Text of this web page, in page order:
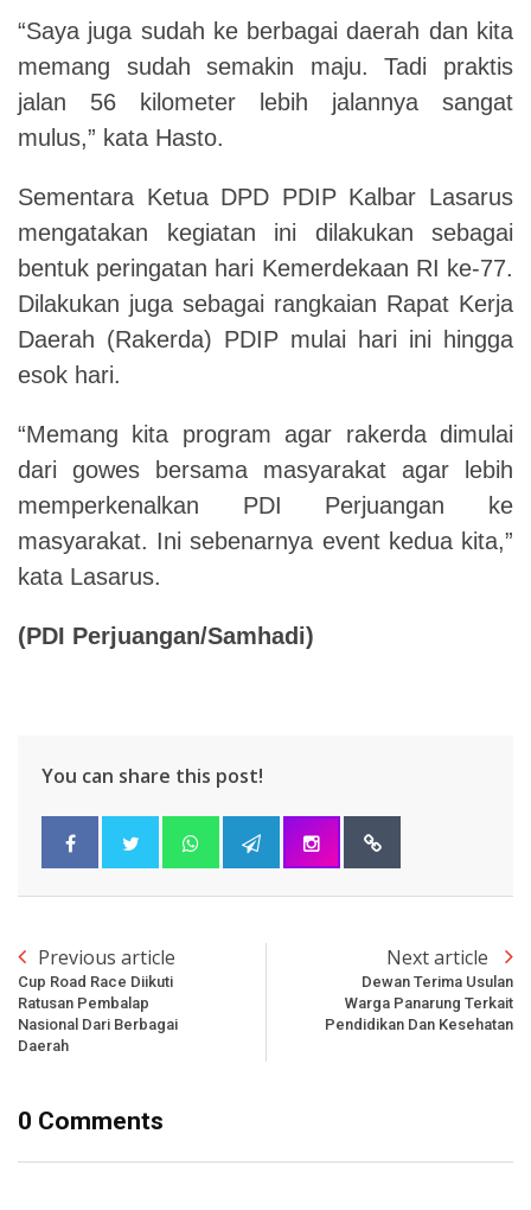
“Saya juga sudah ke berbagai daerah dan kita
memang sudah semakin maju. Tadi praktis
jalan 56 kilometer lebih jalannya sangat
mulus,” kata Hasto.
Sementara Ketua DPD PDIP Kalbar Lasarus
mengatakan kegiatan ini dilakukan sebagai
bentuk peringatan hari Kemerdekaan RI ke-77.
Dilakukan juga sebagai rangkaian Rapat Kerja
Daerah (Rakerda) PDIP mulai hari ini hingga
esok hari.
“Memang kita program agar rakerda dimulai
dari gowes bersama masyarakat agar lebih
memperkenalkan PDI Perjuangan ke
masyarakat. Ini sebenarnya event kedua kita,”
kata Lasarus.
(PDI Perjuangan/Samhadi)
You can share this post!
Previous article
Cup Road Race Diikuti
Ratusan Pembalap
Nasional Dari Berbagai
Daerah
Next article
Dewan Terima Usulan
Warga Panarung Terkait
Pendidikan Dan Kesehatan
0 Comments